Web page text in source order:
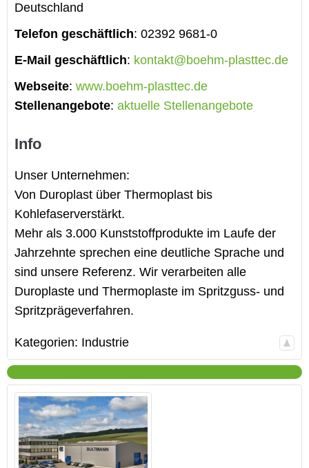
Deutschland
Telefon geschäftlich: 02392 9681-0
E-Mail geschäftlich: kontakt@boehm-plasttec.de
Webseite: www.boehm-plasttec.de
Stellenangebote: aktuelle Stellenangebote
Info
Unser Unternehmen:
Von Duroplast über Thermoplast bis
Kohlefaserverstärkt.
Mehr als 3.000 Kunststoffprodukte im Laufe der
Jahrzehnte sprechen eine deutliche Sprache und
sind unsere Referenz. Wir verarbeiten alle
Duroplaste und Thermoplaste im Spritzguss- und
Spritzprägeverfahren.
Kategorien: Industrie